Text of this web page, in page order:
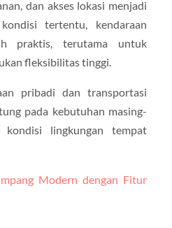
dan akses lokasi menjadi
tertentu, kendaraan
praktis, terutama untuk
fleksibilitas tinggi.
pribadi dan transportasi
pada kebutuhan masing-
lingkungan tempat
Modern dengan Fitur